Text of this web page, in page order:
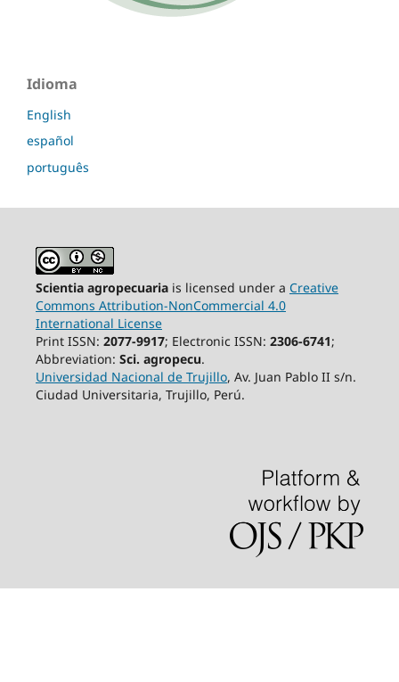
Idioma
English
español
português
Scientia agropecuariais licensed under a Creative
Commons Attribution-NonCommercial 4.0
International License
Print ISSN: 2077-9917; Electronic ISSN: 2306-6741;
Abbreviation: Sci. agropecu.
Universidad Nacional de Trujillo, Av. Juan Pablo II s/n.
Ciudad Universitaria, Trujillo, Perú.